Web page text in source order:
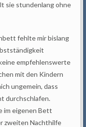
sie stundenlang ohne
fehlte mir bislang
empfehlenswerte
mit den Kindern
ungemein, dass
durchschlafen.
im eigenen Bett
zweiten Nachthilfe